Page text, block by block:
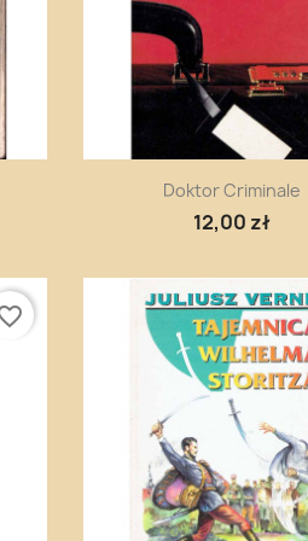
Szybki podgląd
Doktor Criminale
12,00 zł